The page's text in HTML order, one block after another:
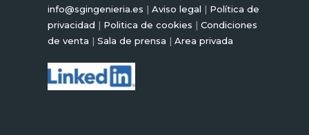
info@sgingenieria.es | Aviso legal | Política de
privacidad | Politica de cookies | Condiciones
de venta | Sala de prensa | Area privada